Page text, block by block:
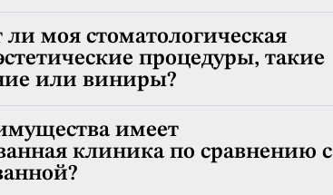
моя стоматологическая
процедуры, такие
или виниры?
имеет
клиника по сравнению с